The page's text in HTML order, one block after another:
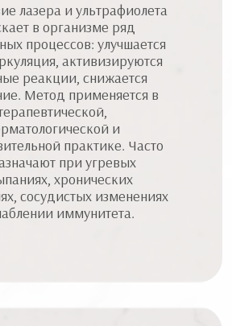
лазера и ультрафиолета
в организме ряд
процессов: улучшается
активизируются
реакции, снижается
Метод применяется в
и
практике. Часто
при угревых
хронических
сосудистых изменениях
иммунитета.